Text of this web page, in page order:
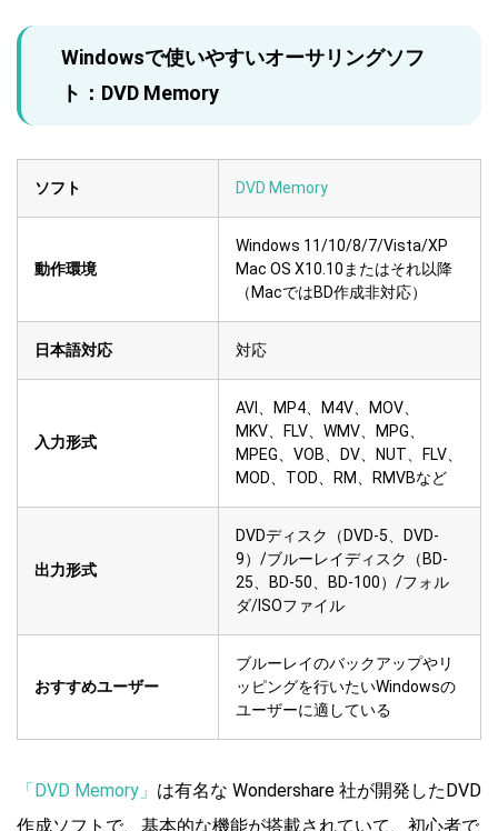
Windowsで使いやすいオーサリングソフ
ト：DVD Memory
ソフト DVD Memory
動作環境
Windows 11/10/8/7/Vista/XP
Mac OS X10.10またはそれ以降
（MacではBD作成非対応）
日本語対応 対応
入力形式
AVI、MP4、M4V、MOV、
MKV、FLV、WMV、MPG、
MPEG、VOB、DV、NUT、FLV、
MOD、TOD、RM、RMVBなど
出力形式
DVDディスク（DVD-5、DVD-
9）/ブルーレイディスク（BD-
25、BD-50、BD-100）/フォル
ダ/ISOファイル
おすすめユーザー
ブルーレイのバックアップやリ
ッピングを行いたいWindowsの
ユーザーに適している
「DVD Memory」 は有名な Wondershare 社が開発したDVD
作成ソフトで、基本的な機能が搭載されていて、初心者で